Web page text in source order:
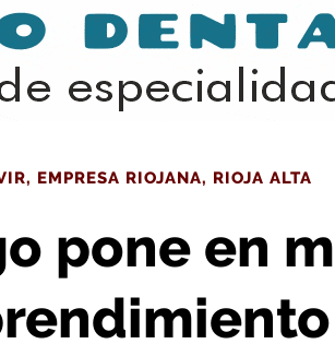
un punto de emprendimiento con la ayuda de YMCA
, EMPRESA RIOJANA, RIOJA ALTA
pone en